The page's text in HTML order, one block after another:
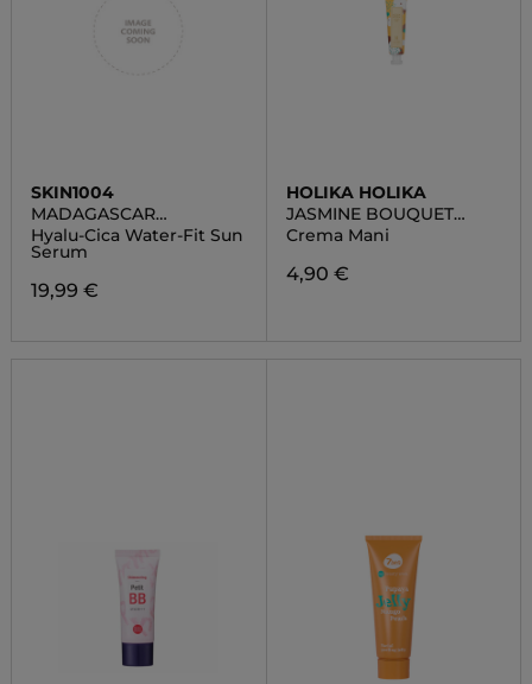
SKIN1004
MADAGASCAR
CENTELLA
Hyalu-Cica Water-Fit Sun
Serum
19,99 €
HOLIKA HOLIKA
JASMINE BOUQUET
HAND CREAM
Crema Mani
4,90 €